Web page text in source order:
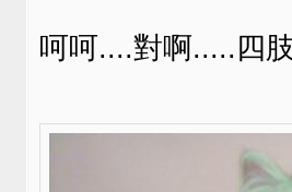
呵呵....對啊.....四